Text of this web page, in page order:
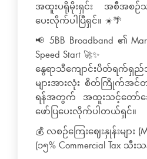
အထူးပရိုမိုးရှင်း အစီအစ
ပေးလိုက်ပါပြီရှင်။ ☀️🌴
📢 5BB Broadband ၏
Speed Start 🚀✨
နွေရာသီကျောင်းပိတ်ရက်
များအားလုံး စိတ်ကြိုက်အင်
ရန်အတွက် အထူးသင့်တော်သ
ဖော်ပြပေးလိုက်ပါတယ်ရှင်။
💰 လစဉ်ကြေးဈေးနှုန်းများ
(၁၅% Commercial Tax သီ